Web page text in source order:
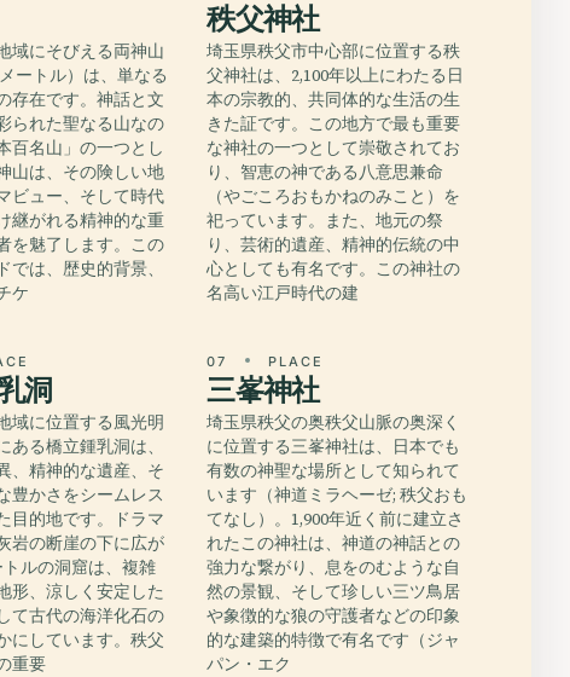
域にそびえる両神山
メートル）は、単なる
存在です。神話と文
られた聖なる山なの
百名山」の一つとし
山は、その険しい地
ビュー、そして時代
継がれる精神的な重
を魅了します。この
では、歴史的背景、
ケ
秩父神社
埼玉県秩父市中心部に位置する秩
父神社は、2,100年以上にわたる日
本の宗教的、共同体的な生活の生
きた証です。この地方で最も重要
な神社の一つとして崇敬されてお
り、智恵の神である八意思兼命
（やごころおもかねのみこと）を
祀っています。また、地元の祭
り、芸術的遺産、精神的伝統の中
心としても有名です。この神社の
名高い江戸時代の建
洞
域に位置する風光明
ある橋立鍾乳洞は、
、精神的な遺産、そ
豊かさをシームレス
目的地です。ドラマ
岩の断崖の下に広が
トルの洞窟は、複雑
形、涼しく安定した
て古代の海洋化石の
にしています。秩父
重要
07 PLACE
三峯神社
埼玉県秩父の奥秩父山脈の奥深く
に位置する三峯神社は、日本でも
有数の神聖な場所として知られて
います（神道ミラヘーゼ; 秩父おも
てなし）。1,900年近く前に建立さ
れたこの神社は、神道の神話との
強力な繋がり、息をのむような自
然の景観、そして珍しい三ツ鳥居
や象徴的な狼の守護者などの印象
的な建築的特徴で有名です（ジャ
パン・エク